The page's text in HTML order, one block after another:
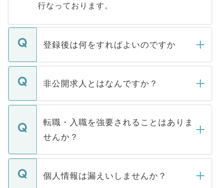
行なっております。
登録後は何をすればよいのですか
ご登録いただきましたら、弊社担当者がご
登録内容を確認し、その後メールもしくは
ます。通常、5営業日以内にはご連絡をせて
いただきますので、しばらくお待ちくださ
非公開求人とはなんですか？
マイナビDOCTORで取り扱っている求人の
うち約3割は、Webサイトからご覧いただ
けない「非公開求人」です。非公開求人は
下記の理由によって、一般には公開してい
ません。
■応募殺到を避けるため 人気のある医療機
転職・入職を強要されることはありま
せんか？
転職・入職を強要することは一切ありませ
ん。また、仮に応募先から内定をいただい
個人情報は漏えいしませんか？